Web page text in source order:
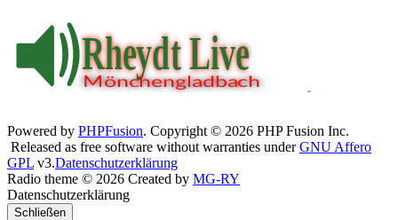
Powered by PHPFusion. Copyright © 2026 PHP Fusion Inc.
Released as free software without warranties underGNU Affero
GPL v3.Datenschutzerklärung
Radio theme © 2026 Created by MG-RY
Datenschutzerklärung
Schließen